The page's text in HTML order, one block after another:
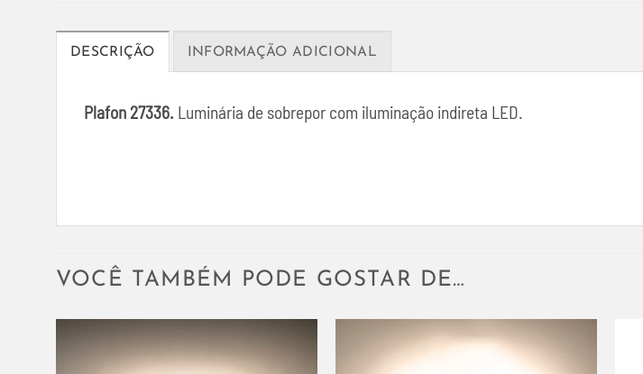
DESCRIÇÃO INFORMAÇÃO ADICIONAL
Plafon 27336. Luminária de sobrepor com iluminação indireta LED.
VOCÊ TAMBÉM PODE GOSTAR DE…